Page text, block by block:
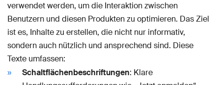
verwendet werden, um die Interaktion zwischen
Benutzern und diesen Produkten zu optimieren. Das Ziel
ist es, Inhalte zu erstellen, die nicht nur informativ,
sondern auch nützlich und ansprechend sind. Diese
Texte umfassen:
Schaltflächenbeschriftungen: Klare